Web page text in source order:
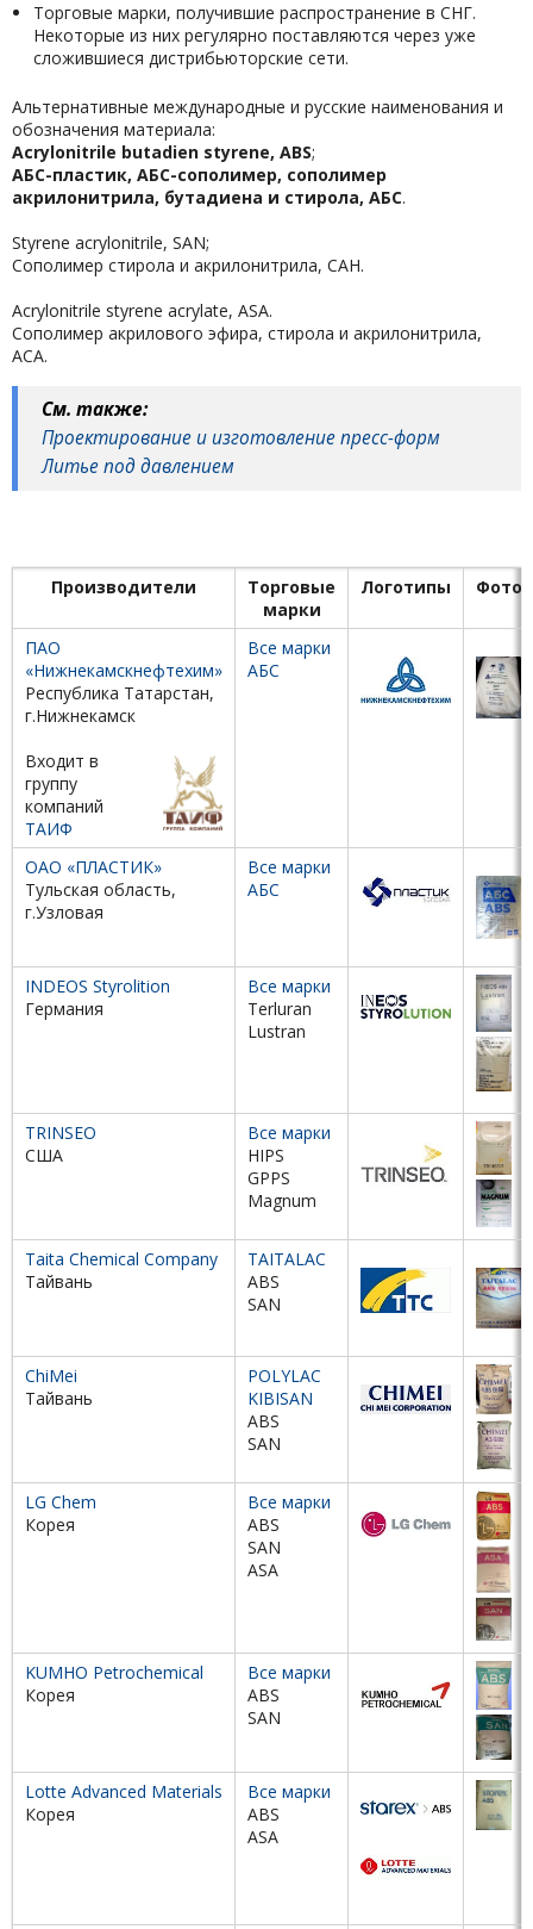
Торговые марки, получившие распространение в СНГ.
Некоторые из них регулярно поставляются через уже
сложившиеся дистрибьюторские сети.
Альтернативные международные и русские наименования и
обозначения материала:
Acrylonitrile butadien styrene, ABS;
АБС-пластик, АБС-сополимер, сополимер
акрилонитрила, бутадиена и стирола, АБС.
Styrene acrylonitrile, SAN;
Сополимер стирола и акрилонитрила, САН.
Acrylonitrile styrene acrylate, ASA.
Сополимер акрилового эфира, стирола и акрилонитрила,
АСА.
См. также:
Проектирование и изготовление пресс-форм
Литье под давлением
Производители
Торговые
марки
Логотипы Фото
ПАО
«Нижнекамскнефтехим»
Республика Татарстан,
г.Нижнекамск
Входит в
группу
компаний
ТАИФ
Все марки
АБС
ОАО «ПЛАСТИК»
Тульская область,
г.Узловая
Все марки
АБС
INDEOS Styrolition
Германия
Все марки
Terluran
Lustran
TRINSEO
США
Все марки
HIPS
GPPS
Magnum
Taita Chemical Company
Тайвань
TAITALAC
ABS
SAN
ChiMei
Тайвань
POLYLAC
KIBISAN
ABS
SAN
LG Chem
Корея
Все марки
ABS
SAN
ASA
KUMHO Petrochemical
Корея
Все марки
ABS
SAN
Lotte Advanced Materials
Корея
Все марки
ABS
ASA